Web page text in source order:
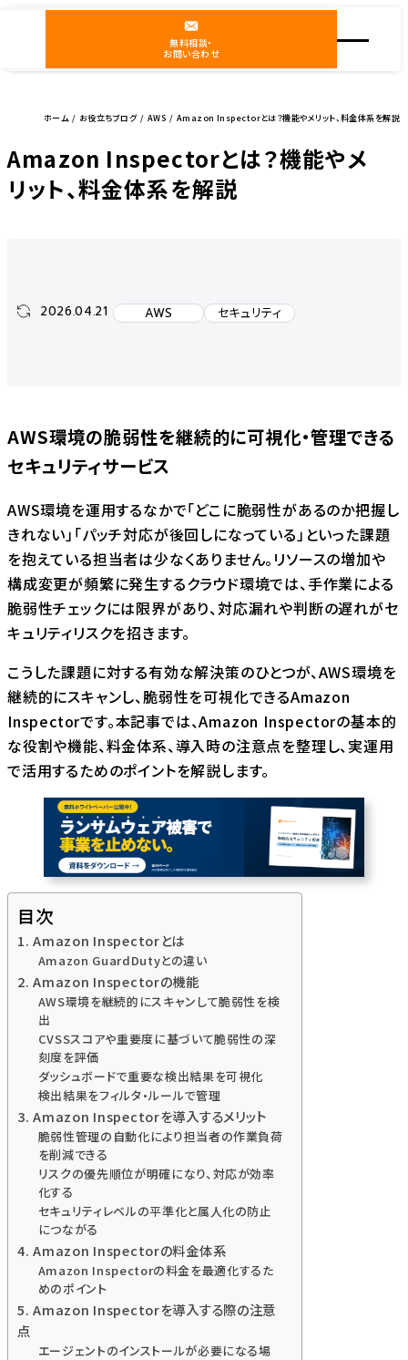
無料相談・
お問い合わせ
ホーム お役立ちブログ AWS Amazon Inspectorとは？機能やメリット、料金体系を解説
Amazon Inspectorとは？機能やメ
リット、料金体系を解説
2026.04.21 AWS セキュリティ
AWS環境の脆弱性を継続的に可視化・管理できる
セキュリティサービス
AWS環境を運用するなかで「どこに脆弱性があるのか把握し
きれない」「パッチ対応が後回しになっている」といった課題
を抱えている担当者は少なくありません。リソースの増加や
構成変更が頻繁に発生するクラウド環境では、手作業による
脆弱性チェックには限界があり、対応漏れや判断の遅れがセ
キュリティリスクを招きます。
こうした課題に対する有効な解決策のひとつが、AWS環境を
継続的にスキャンし、脆弱性を可視化できるAmazon
Inspectorです。本記事では、Amazon Inspectorの基本的
な役割や機能、料金体系、導入時の注意点を整理し、実運用
で活用するためのポイントを解説します。
目次
1. Amazon Inspectorとは
Amazon GuardDutyとの違い
2. Amazon Inspectorの機能
AWS環境を継続的にスキャンして脆弱性を検
出
CVSSスコアや重要度に基づいて脆弱性の深
刻度を評価
ダッシュボードで重要な検出結果を可視化
検出結果をフィルタ・ルールで管理
3. Amazon Inspectorを導入するメリット
脆弱性管理の自動化により担当者の作業負荷
を削減できる
リスクの優先順位が明確になり、対応が効率
化する
セキュリティレベルの平準化と属人化の防止
につながる
4. Amazon Inspectorの料金体系
Amazon Inspectorの料金を最適化するた
めのポイント
5. Amazon Inspectorを導入する際の注意
点
エージェントのインストールが必要になる場